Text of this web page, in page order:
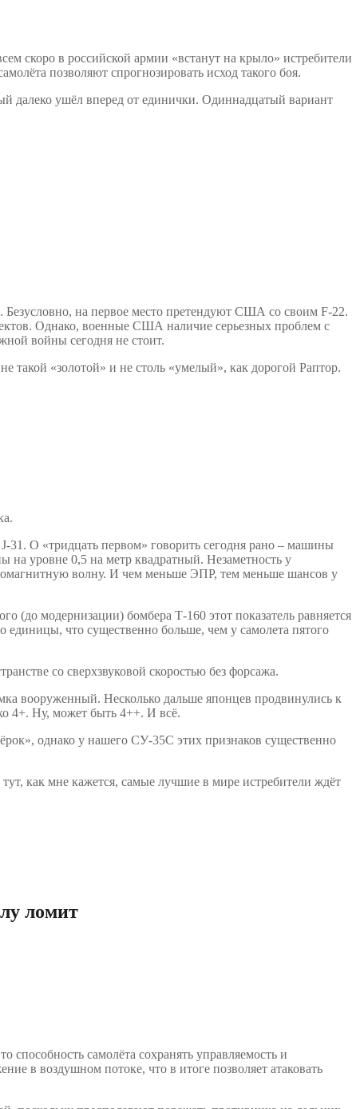
скоро в российской армии «встанут на крыло» истребители
позволяют спрогнозировать исход такого боя.
далеко ушёл вперед от единички. Одиннадцатый вариант
Безусловно, на первое место претендуют США со своим F-22.
Однако, военные США наличие серьезных проблем с
войны сегодня не стоит.
«золотой» и не столь «умелый», как дорогой Раптор.
31. О «тридцать первом» говорить сегодня рано – машины
на уровне 0,5 на метр квадратный. Незаметность у
волну. И чем меньше ЭПР, тем меньше шансов у
модернизации) бомбера Т-160 этот показатель равняется
единицы, что существенно больше, чем у самолета пятого
со сверхзвуковой скоростью без форсажа.
вооруженный. Несколько дальше японцев продвинулись к
4+. Ну, может быть 4++. И всё.
однако у нашего СУ-35С этих признаков существенно
как мне кажется, самые лучшие в мире истребители ждёт
ломит
способность самолёта сохранять управляемость и
в воздушном потоке, что в итоге позволяет атаковать